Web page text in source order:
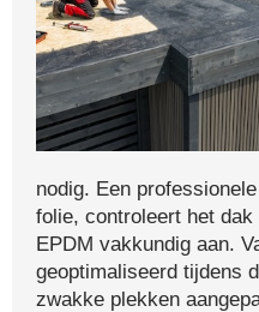
nodig. Een
folie, controleert het
EPDM vakkundig aan.
geoptimaliseerd tijdens
zwakke plekken